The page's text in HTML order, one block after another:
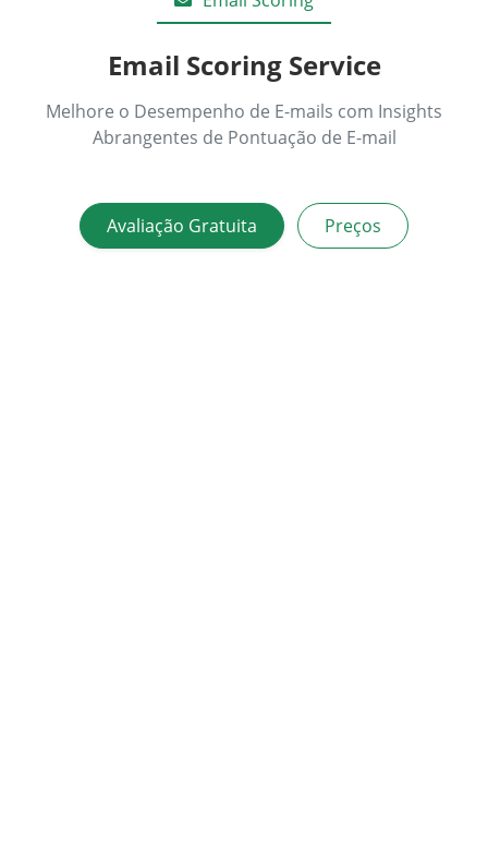
Email Scoring Service
Melhore o Desempenho de E-mails com Insights
Abrangentes de Pontuação de E-mail
Avaliação Gratuita Preços